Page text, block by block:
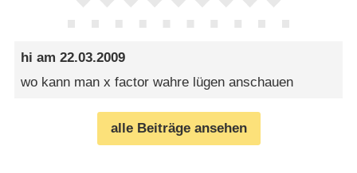
hi am22.03.2009
wo kann man x factor wahre lügen anschauen
alle Beiträge ansehen